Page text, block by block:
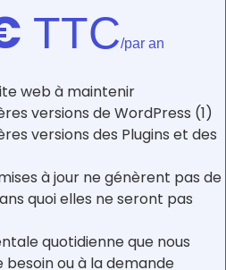
TTC/par an
web à maintenir
versions de WordPress (1)
versions des Plugins et des
à jour ne génèrent pas de
quoi elles ne seront pas
quotidienne que nous
ou à la demande